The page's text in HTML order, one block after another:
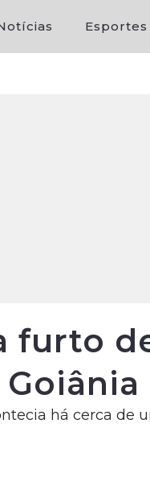
Esportes
furto
há cerca de